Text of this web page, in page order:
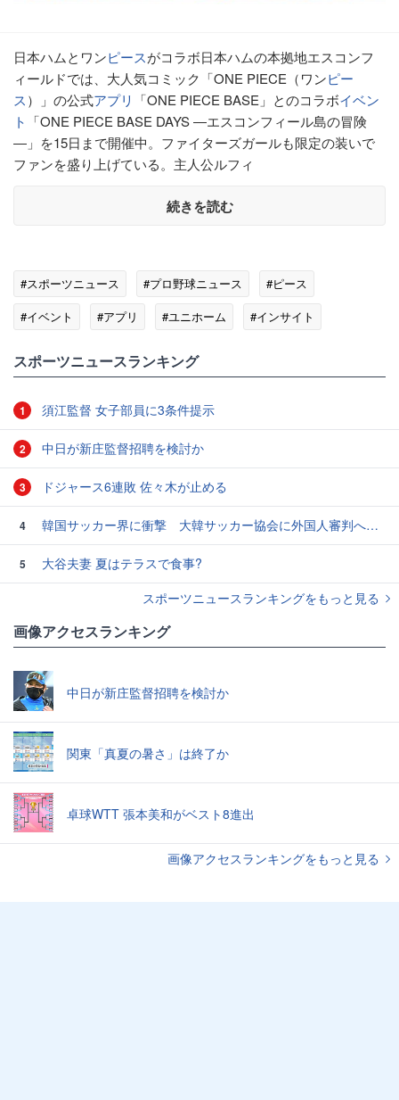
日本ハムとワンピースがコラボ日本ハムの本拠地エスコンフ
ィールドでは、大人気コミック「ONE PIECE（ワンピー
ス）」の公式アプリ 「ONE PIECE BASE」とのコラボイベン
ト 「ONE PIECE BASE DAYS ―エスコンフィール島の冒険
―」を15日まで開催中。ファイターズガールも限定の装いで
ファンを盛り上げている。主人公ルフィ
続きを読む
#スポーツニュース #プロ野球ニュース
#ピース
#イベント
#アプリ #ユニホーム
#インサイト
スポーツニュースランキング
1 須江監督 女子部員に3条件提示
2 中日が新庄監督招聘を検討か
3 ドジャース6連敗 佐々木が止める
4 韓国サッカー界に衝撃 大韓サッカー協会に外国人審判への“性的接待”疑惑 韓国メディアが報道
5
大谷夫妻 夏はテラスで食事?
スポーツニュースランキングをもっと見る
画像アクセスランキング
中日が新庄監督招聘を検討か
関東「真夏の暑さ」は終了か
卓球WTT 張本美和がベスト8進出
画像アクセスランキングをもっと見る